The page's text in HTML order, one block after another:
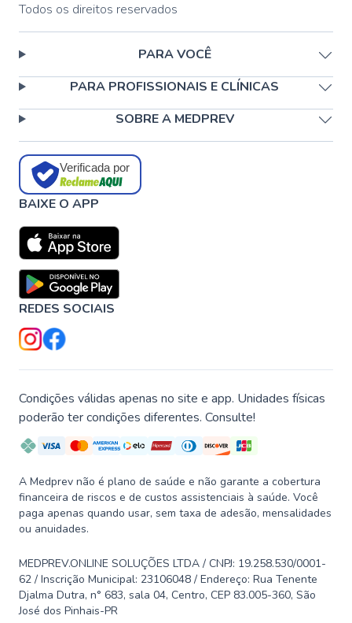
Todos os direitos reservados
PARA VOCÊ
PARA PROFISSIONAIS E CLÍNICAS
SOBRE A MEDPREV
Verificada por
BAIXE O APP
REDES SOCIAIS
Condições válidas apenas no site e app. Unidades físicas
poderão ter condições diferentes. Consulte!
A Medprev não é plano de saúde e não garante a cobertura
financeira de riscos e de custos assistenciais à saúde. Você
paga apenas quando usar, sem taxa de adesão, mensalidades
ou anuidades.
MEDPREV.ONLINE SOLUÇÕES LTDA / CNPJ: 19.258.530/0001-
62 / Inscrição Municipal: 23106048 / Endereço: Rua Tenente
Djalma Dutra, n° 683, sala 04, Centro, CEP 83.005-360, São
José dos Pinhais-PR